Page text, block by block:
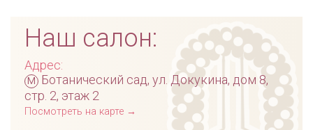
Наш салон:
Адрес:
м Ботанический сад, ул. Докукина, дом 8,
стр. 2, этаж 2
Посмотреть на карте →